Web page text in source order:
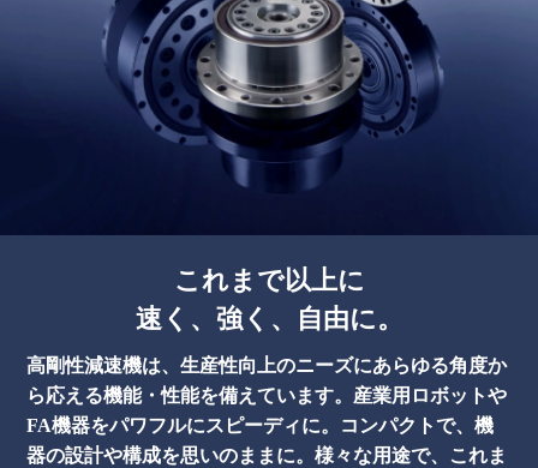
これまで以上に
速く、強く、自由に。
高剛性減速機は、生産性向上のニーズにあらゆる角度か
ら応える機能・性能を備えています。 産業用ロボットや
FA機器をパワフルにスピーディに。 コンパクトで、機
器の設計や構成を思いのままに。様々な用途で、これま